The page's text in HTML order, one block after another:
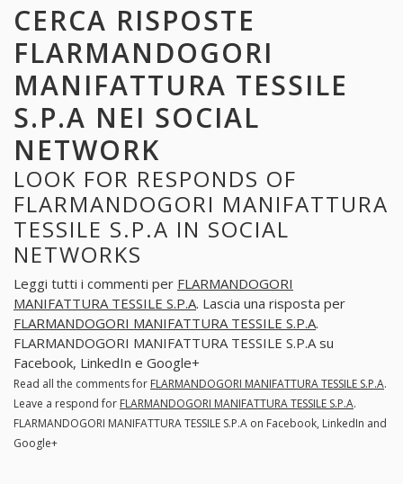
CERCA RISPOSTE
FLARMANDOGORI
MANIFATTURA TESSILE
S.P.A NEI SOCIAL
NETWORK
LOOK FOR RESPONDS OF
FLARMANDOGORI MANIFATTURA
TESSILE S.P.A IN SOCIAL
NETWORKS
Leggi tutti i commenti per FLARMANDOGORI
MANIFATTURA TESSILE S.P.A. Lascia una risposta per
FLARMANDOGORI MANIFATTURA TESSILE S.P.A.
FLARMANDOGORI MANIFATTURA TESSILE S.P.A su
Facebook, LinkedIn e Google+
Read all the comments for FLARMANDOGORI MANIFATTURA TESSILE S.P.A.
Leave a respond for FLARMANDOGORI MANIFATTURA TESSILE S.P.A.
FLARMANDOGORI MANIFATTURA TESSILE S.P.A on Facebook, LinkedIn and
Google+